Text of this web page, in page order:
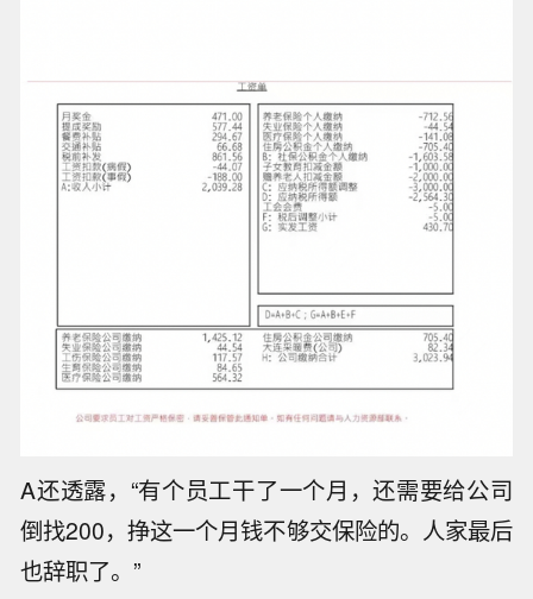
A还透露，“有个员工干了一个月，还需要给公司
倒找200，挣这一个月钱不够交保险的。人家最后
也辞职了。”